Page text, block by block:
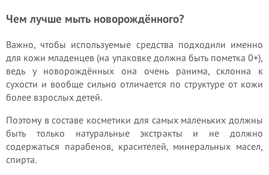
Чем лучше мыть новорождённого?
Важно, чтобы используемые средства подходили именно
для кожи младенцев (на упаковке должна быть пометка 0+),
ведь у новорождённых она очень ранима, склонна к
сухости и вообще сильно отличается по структуре от кожи
более взрослых детей.
Поэтому в составе косметики для самых маленьких должны
быть только натуральные экстракты и не должно
содержаться парабенов, красителей, минеральных масел,
спирта.